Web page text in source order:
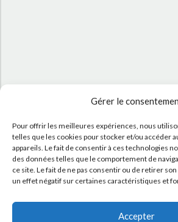
Gérer le
Pour offrir les meilleures expériences, nous
telles que les cookies pour stocker et/ou accéder
appareils. Le fait de consentir à ces technologies
des données telles que le comportement de
ce site. Le fait de ne pas consentir ou de retirer
un effet négatif sur certaines caractéristiques et
Accepter
J'accepte laPolitique de confidentialité
INSTAGRAM